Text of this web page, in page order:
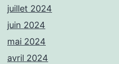
juillet 2024
juin 2024
mai 2024
avril 2024